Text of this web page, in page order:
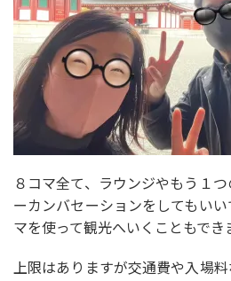
８コマ全て、ラウンジやもう１
ーカンバセーションをしてもい
マを使って観光へいくこともでき
上限はありますが交通費や入場料